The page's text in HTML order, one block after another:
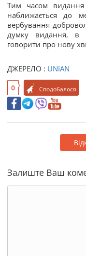
Тим часом
наближається до
вербування
думку видання, в
говорити про нову
ДЖЕРЕЛО : UNIAN
0 Сподобалося
Залиште Ваш